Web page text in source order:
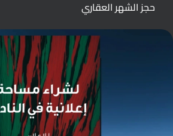
حجز الشهر العقاري